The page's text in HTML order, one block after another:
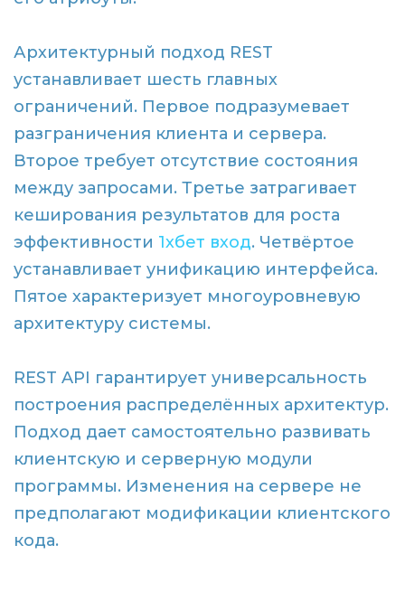
Архитектурный подход REST
устанавливает шесть главных
ограничений. Первое подразумевает
разграничения клиента и сервера.
Второе требует отсутствие состояния
между запросами. Третье затрагивает
кеширования результатов для роста
эффективности 1хбет вход. Четвёртое
устанавливает унификацию интерфейса.
Пятое характеризует многоуровневую
архитектуру системы.
REST API гарантирует универсальность
построения распределённых архитектур.
Подход дает самостоятельно развивать
клиентскую и серверную модули
программы. Изменения на сервере не
предполагают модификации клиентского
кода.